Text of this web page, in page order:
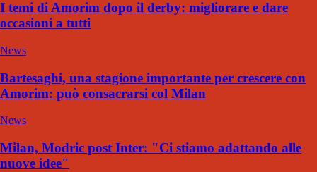
I temi di Amorim dopo il derby: migliorare e dare
occasioni a tutti
News
Bartesaghi, una stagione importante per crescere con
Amorim: può consacrarsi col Milan
News
Milan, Modric post Inter: "Ci stiamo adattando alle
nuove idee"